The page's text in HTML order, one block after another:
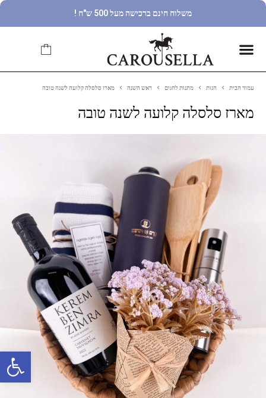
פתח סרגל נגישות
משלוח חינם ברכישה מעל 500 ש"ח !
עמוד הבית חנות מתנות לחגים ראש השנה מארז סלסלה קלועה לשנה טובה
מארז סלסלה קלועה לשנה טובה